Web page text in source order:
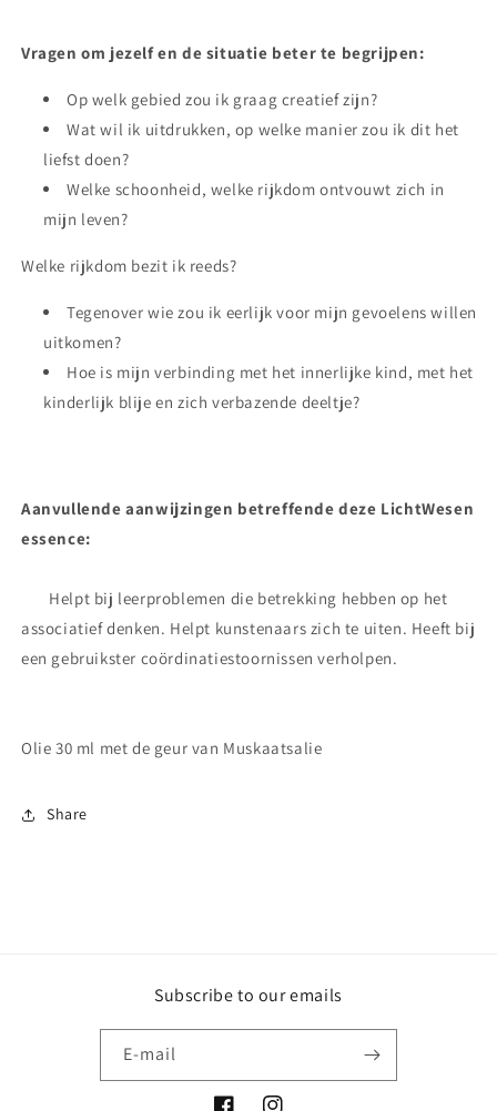
Vragen om jezelf en de situatie beter te begrijpen:
Op welk gebied zou ik graag creatief zijn?
Wat wil ik uitdrukken, op welke manier zou ik dit het
liefst doen?
Welke schoonheid, welke rijkdom ontvouwt zich in
mijn leven?
Welke rijkdom bezit ik reeds?
Tegenover wie zou ik eerlijk voor mijn gevoelens willen
uitkomen?
Hoe is mijn verbinding met het innerlijke kind, met het
kinderlijk blije en zich verbazende deeltje?
Aanvullende aanwijzingen betreffende deze LichtWesen
essence:
Helpt bij leerproblemen die betrekking hebben op het
associatief denken. Helpt kunstenaars zich te uiten. Heeft bij
een gebruikster coördinatiestoornissen verholpen.
Olie 30 ml met de geur van Muskaatsalie
Share
Subscribe to our emails
E‑mail